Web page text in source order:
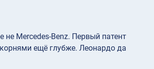
Mercedes-Benz. Первый патент
ещё глубже. Леонардо да